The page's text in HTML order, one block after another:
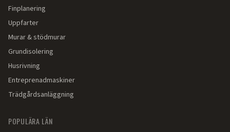
Finplanering
Uppfarter
Murar & stödmurar
Grundisolering
Husrivning
Entreprenadmaskiner
Trädgårdsanläggning
POPULÄRA LÄN